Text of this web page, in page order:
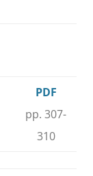
PDF
pp. 307-
310